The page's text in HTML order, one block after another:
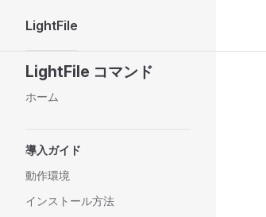
Skip to content
LightFile
Sidebar Navigation
LightFile コマンド
ホーム
導入ガイド
動作環境
インストール方法